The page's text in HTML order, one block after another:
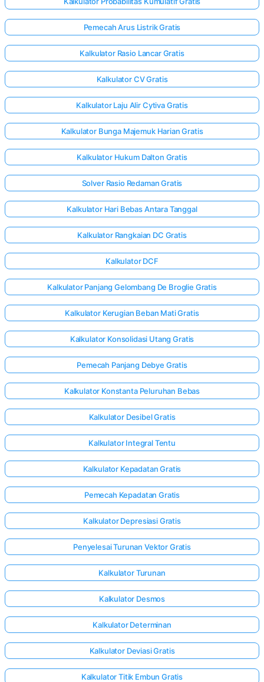
Pemecah Arus Listrik Gratis
Kalkulator Rasio Lancar Gratis
Kalkulator CV Gratis
Kalkulator Laju Alir Cytiva Gratis
Kalkulator Bunga Majemuk Harian Gratis
Kalkulator Hukum Dalton Gratis
Solver Rasio Redaman Gratis
Kalkulator Hari Bebas Antara Tanggal
Kalkulator Rangkaian DC Gratis
Kalkulator DCF
Kalkulator Panjang Gelombang De Broglie Gratis
Kalkulator Kerugian Beban Mati Gratis
Kalkulator Konsolidasi Utang Gratis
Pemecah Panjang Debye Gratis
Kalkulator Konstanta Peluruhan Bebas
Kalkulator Desibel Gratis
Kalkulator Integral Tentu
Kalkulator Kepadatan Gratis
Pemecah Kepadatan Gratis
Kalkulator Depresiasi Gratis
Penyelesai Turunan Vektor Gratis
Kalkulator Turunan
Kalkulator Desmos
Kalkulator Determinan
Kalkulator Deviasi Gratis
Kalkulator Titik Embun Gratis